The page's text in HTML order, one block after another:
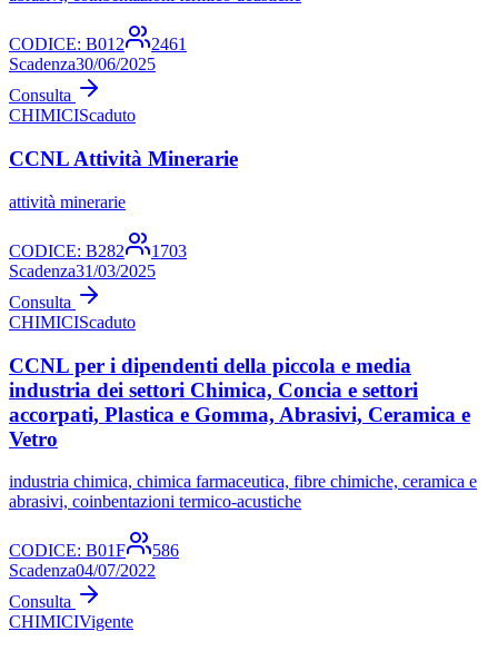
CODICE: B012
2461
Scadenza30/06/2025
Consulta
CHIMICIScaduto
CCNL Attività Minerarie
attività minerarie
CODICE: B282
1703
Scadenza31/03/2025
Consulta
CHIMICIScaduto
CCNL per i dipendenti della piccola e media
industria dei settori Chimica, Concia e settori
accorpati, Plastica e Gomma, Abrasivi, Ceramica e
Vetro
industria chimica, chimica farmaceutica, fibre chimiche, ceramica e
abrasivi, coinbentazioni termico-acustiche
CODICE: B01F
586
Scadenza04/07/2022
Consulta
CHIMICIVigente